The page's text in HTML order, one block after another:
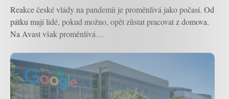
Reakce české vlády na pandemii je proměnlivá jako počasí. Od
pátku mají lidé, pokud možno, opět zůstat pracovat z domova.
Na Avast však proměnlivá…